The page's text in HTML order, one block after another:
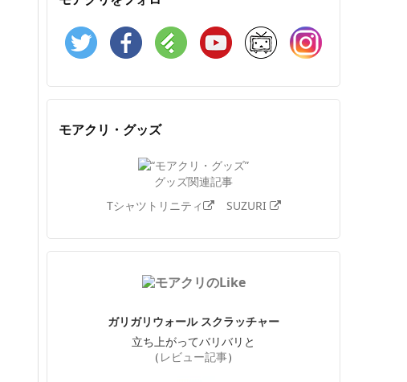
Twitter Facebook Feedly YouTube ニコニコ動画
モアクリ・グッズ
グッズ関連記事
Tシャツトリニティ
SUZURI
ガリガリウォール スクラッチャー
立ち上がってバリバリと
（ レビュー記事）